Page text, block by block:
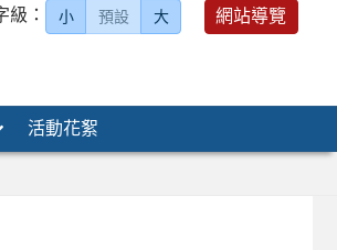
級： 小 預設 大 網站導覽
活動花絮